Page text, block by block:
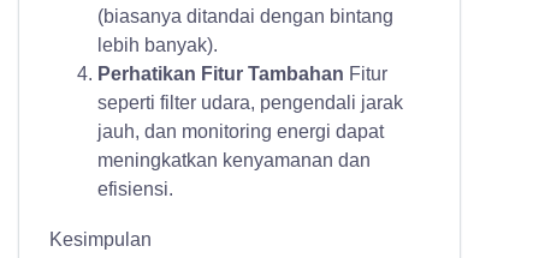
(biasanya ditandai dengan bintang
lebih banyak).
Perhatikan Fitur Tambahan Fitur
seperti filter udara, pengendali jarak
jauh, dan monitoring energi dapat
meningkatkan kenyamanan dan
efisiensi.
Kesimpulan